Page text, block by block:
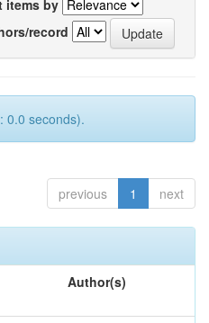
items by
record
0.0 seconds).
previous 1 next
Author(s)